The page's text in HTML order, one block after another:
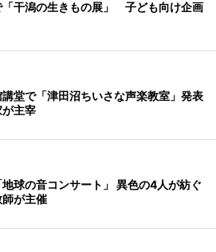
「干潟の生きもの展」 子ども向け企画
堂で「津田沼ちいさな声楽教室」発表
主宰
球の音コンサート」 異色の4人が紡ぐ
が主催